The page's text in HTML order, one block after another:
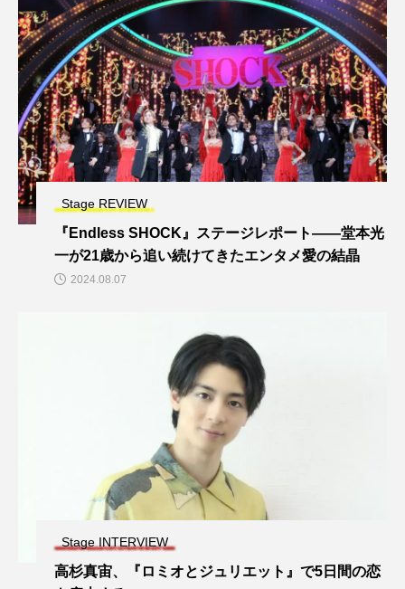
Stage REVIEW
『Endless SHOCK』ステージレポート——堂本光
一が21歳から追い続けてきたエンタメ愛の結晶
2024.08.07
Stage INTERVIEW
高杉真宙、『ロミオとジュリエット』で5日間の恋